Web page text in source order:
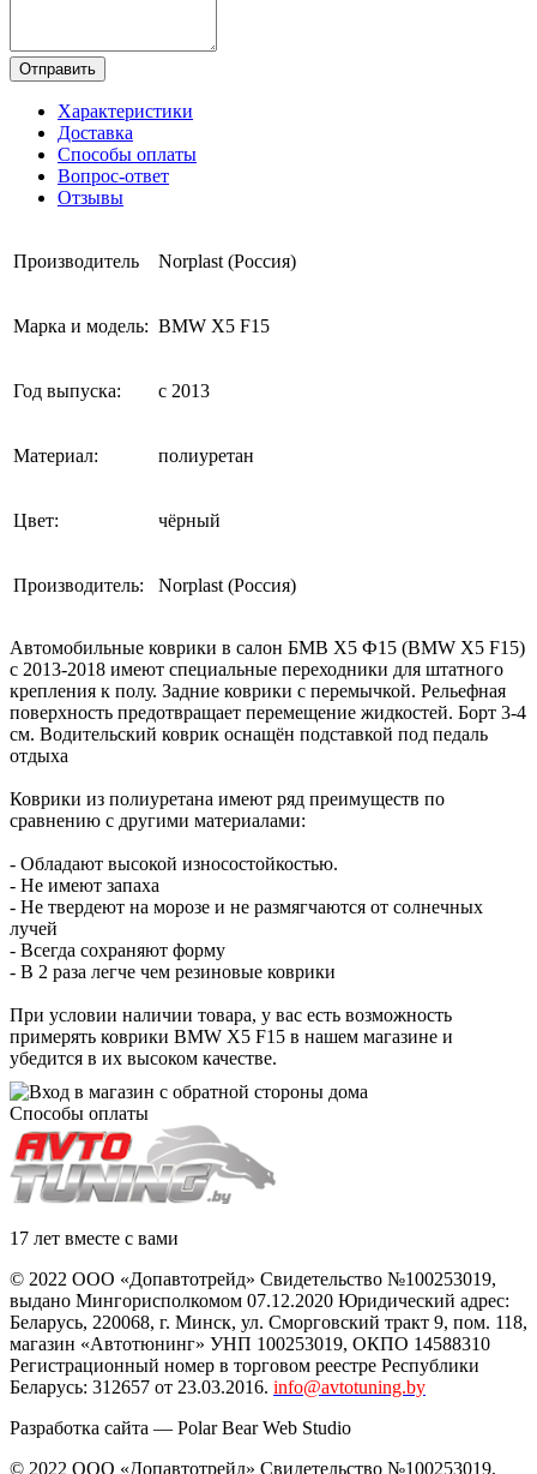
Отправить
Характеристики
Доставка
Способы оплаты
Вопрос-ответ
Отзывы
Производитель Norplast (Россия)
Марка и модель: BMW X5 F15
Год выпуска: с 2013
Материал: полиуретан
Цвет: чёрный
Производитель: Norplast (Россия)
Автомобильные коврики в салон БМВ Х5 Ф15 (BMW X5 F15)
с 2013-2018 имеют специальные переходники для штатного
крепления к полу. Задние коврики с перемычкой. Рельефная
поверхность предотвращает перемещение жидкостей. Борт 3-4
см. Водительский коврик оснащён подставкой под педаль
отдыха
Коврики из полиуретана имеют ряд преимуществ по
сравнению с другими материалами:
- Обладают высокой износостойкостью.
- Не имеют запаха
- Не твердеют на морозе и не размягчаются от солнечных
лучей
- Всегда сохраняют форму
- В 2 раза легче чем резиновые коврики
При условии наличии товара, у вас есть возможность
примерять коврики BMW X5 F15 в нашем магазине и
убедится в их высоком качестве.
Способы оплаты
17 лет вместе с вами
© 2022 ООО «Допавтотрейд» Свидетельство №100253019,
выдано Мингорисполкомом 07.12.2020 Юридический адрес:
Беларусь, 220068, г. Минск, ул. Сморговский тракт 9, пом. 118,
магазин «Автотюнинг» УНП 100253019, ОКПО 14588310
Регистрационный номер в торговом реестре Республики
Беларусь: 312657 от 23.03.2016. info@avtotuning.by
Разработка сайта — Polar Bear Web Studio
© 2022 ООО «Допавтотрейд» Свидетельство №100253019,